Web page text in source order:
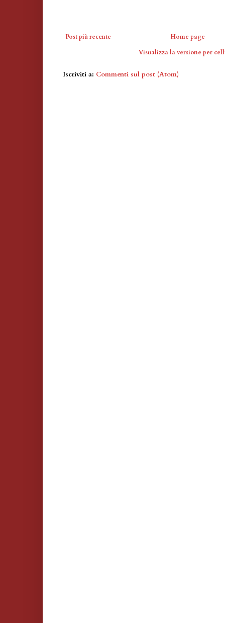
Post più recente
Home page
Visualizza la versione per
Iscriviti a: Commenti sul post (Atom)